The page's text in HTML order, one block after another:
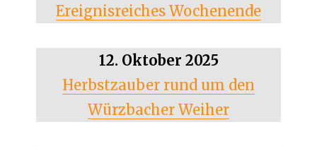
Ereignisreiches Wochenende
12. Oktober 2025
Herbstzauber rund um den
Würzbacher Weiher